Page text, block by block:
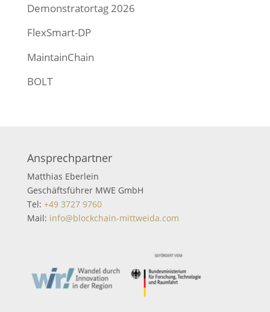
Demonstratortag 2026
FlexSmart-DP
MaintainChain
BOLT
Ansprechpartner
Matthias Eberlein
Geschäftsführer MWE GmbH
Tel: +49 3727 9760
Mail: info@blockchain-mittweida.com